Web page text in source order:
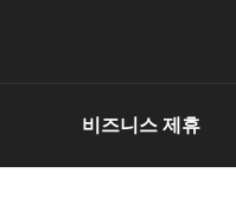
비즈니스 제휴